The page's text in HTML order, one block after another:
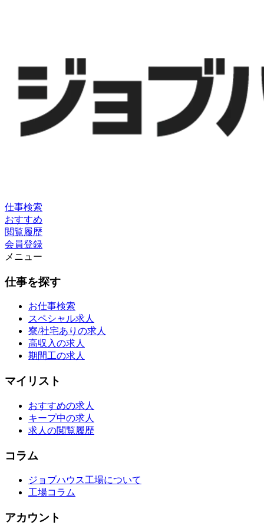
仕事検索
おすすめ
閲覧履歴
会員登録
メニュー
仕事を探す
お仕事検索
スペシャル求人
寮/社宅ありの求人
高収入の求人
期間工の求人
マイリスト
おすすめの求人
キープ中の求人
求人の閲覧履歴
コラム
ジョブハウス工場について
工場コラム
アカウント